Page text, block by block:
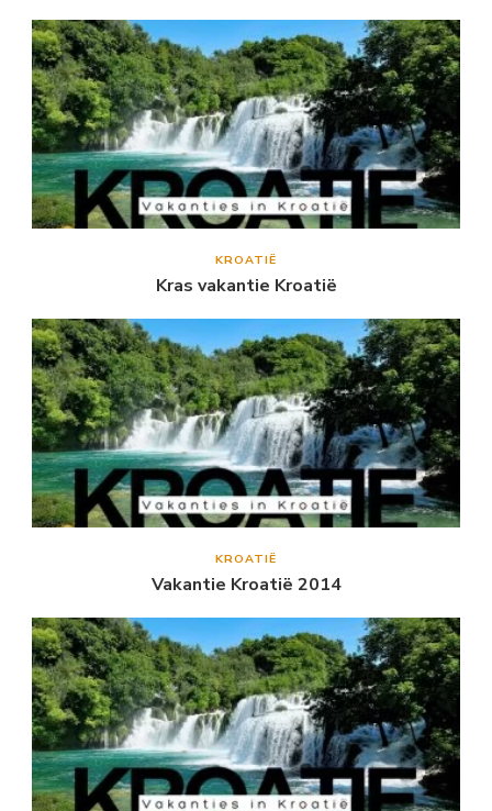
KROATIË
Kras vakantie Kroatië
KROATIË
Vakantie Kroatië 2014